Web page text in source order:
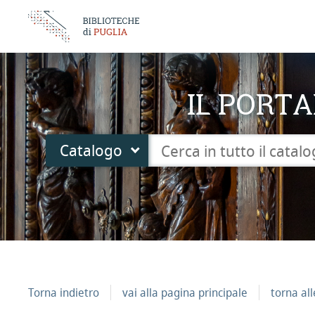
IL
Catalogo cambiaCerca su "Catalogo"
Torna indietro vai alla pagina principale torna